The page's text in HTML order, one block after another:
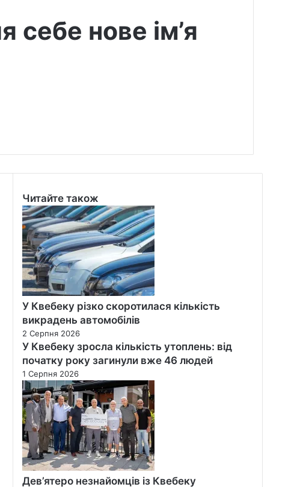
себе нове ім’я
Читайте також
Close
У Квебеку різко скоротилася кількість
викрадень автомобілів
2 Серпня 2026
У Квебеку зросла кількість утоплень: від
початку року загинули вже 46 людей
1 Серпня 2026
Дев’ятеро незнайомців із Квебеку